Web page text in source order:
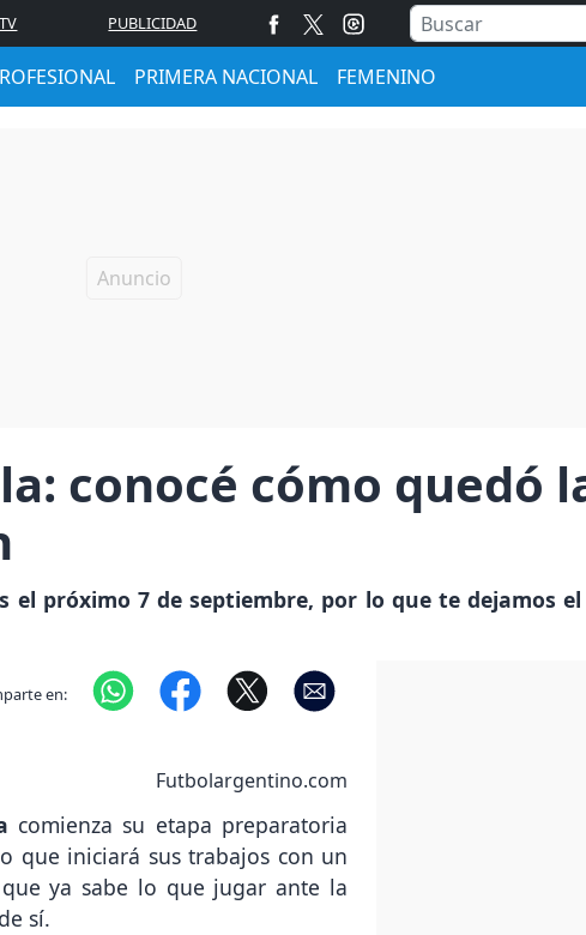
PUBLICIDAD
PRIMERA NACIONAL FEMENINO
conocé cómo quedó
el próximo 7 de septiembre, por lo que te dejamos
en:
Futbolargentino.com
comienza su etapa preparatoria
que iniciará sus trabajos con un
ya sabe lo que jugar ante la
sí.